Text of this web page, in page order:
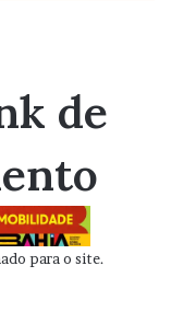
de
para o site.